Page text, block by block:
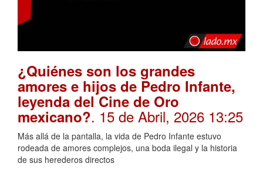
¿Quiénes son los grandes
amores e hijos de Pedro Infante,
leyenda del Cine de Oro
mexicano?. 15 de Abril, 2026 13:25
Más allá de la pantalla, la vida de Pedro Infante estuvo
rodeada de amores complejos, una boda ilegal y la historia
de sus herederos directos